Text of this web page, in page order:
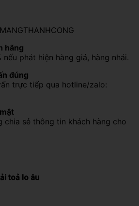
hãng
nếu phát hiện hàng giả, hàng nhái.
đúng
trực tiếp qua hotline/zalo:
chia sẻ thông tin khách hàng cho
toả lo âu